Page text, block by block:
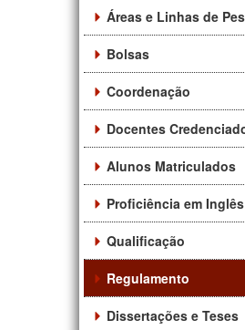
Áreas e Linhas de
Bolsas
Coordenação
Docentes
Alunos Matriculados
Proficiência em Inglês
Qualificação
Regulamento
Dissertações e Teses